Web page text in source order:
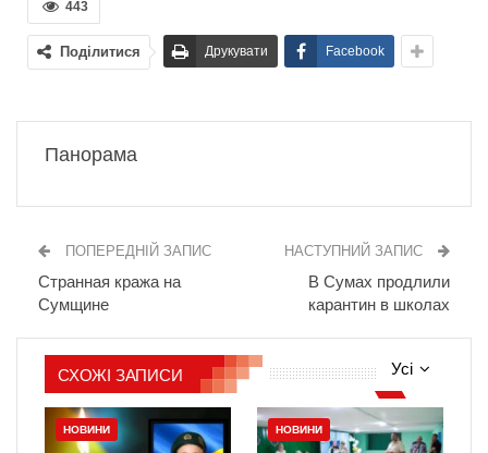
443
Поділитися Друкувати Facebook
Панорама
ПОПЕРЕДНІЙ ЗАПИС
Странная кража на
Сумщине
НАСТУПНИЙ ЗАПИС
В Сумах продлили
карантин в школах
Усі
СХОЖІ ЗАПИСИ
НОВИНИ НОВИНИ